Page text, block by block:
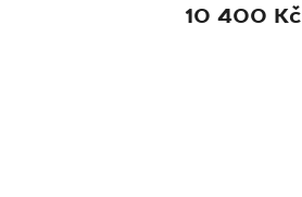
10 400 Kč